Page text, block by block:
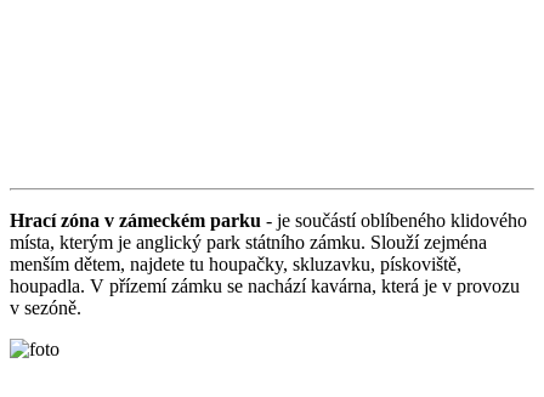
Hrací zóna v zámeckém parku - je součástí oblíbeného klidového
místa, kterým je anglický park státního zámku. Slouží zejména
menším dětem, najdete tu houpačky, skluzavku, pískoviště,
houpadla. V přízemí zámku se nachází kavárna, která je v provozu
v sezóně.